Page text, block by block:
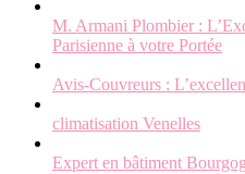
M. Armani Plombier :
Parisienne à votre Portée
Avis-Couvreurs :
climatisation Venelles
Expert en bâtiment